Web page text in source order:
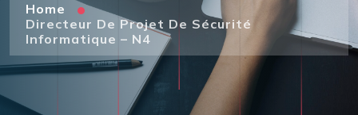
Home
Directeur De Projet De Sécurité
Informatique – N4